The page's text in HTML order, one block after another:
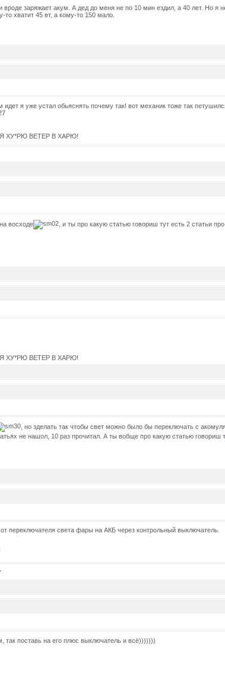
вроде заряжает акум. А дед до меня не по 10 мин ездил, а 40 лет. Но я
то хватит 45 вт, а кому-то 150 мало.
идет я уже устал обьяснять почему так! вот механик тоже так
ХУ*РЮ ВЕТЕР В ХАРЮ!
восходе
, и ты про какую статью говориш тут есть 2 статьи
ХУ*РЮ ВЕТЕР В ХАРЮ!
, но зделать так чтобы свет можно было бы переключать с
не нашол, 10 раз прочитал. А ты вобще про какую статью говориш
от переключателя света фары на АКБ через контрольный выключатель.
так поставь на его плюс выключатель и всё)))))))